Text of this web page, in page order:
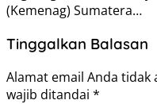
(Kemenag) Sumatera…
Tinggalkan Balasan
Alamat email Anda tidak
wajib ditandai *